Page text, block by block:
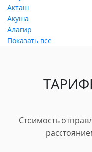
Акташ
Акуша
Алагир
Показать все
Стоимость